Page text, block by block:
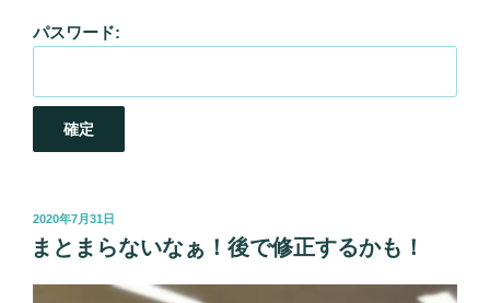
パスワード:
投
稿
日:
2020年7月31日
まとまらないなぁ！後で修正するかも！